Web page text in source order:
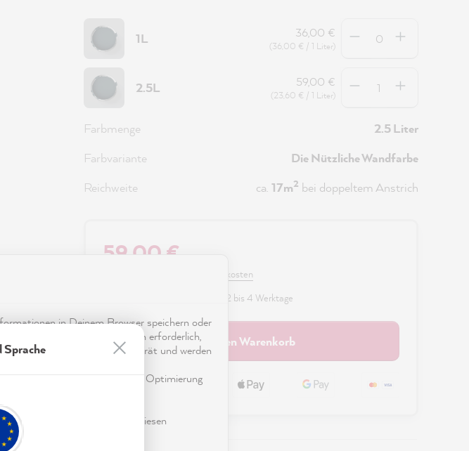
1L 36,00 €
(36,00 € / 1 Liter)
2.5L 59,00 €
(23,60 € / 1 Liter)
Farbmenge
2.5 Liter
Farbvariante
Die Nützliche Wandfarbe
Reichweite
ca. 17m2 bei doppeltem Anstrich
59,00 €
Preise inkl. MwSt. zzgl. Versandkosten
Sofort verfügbar, Lieferzeit: 2 bis 4 Werktage
In den Warenkorb
in Deinem Browser speichern oder
sind nicht nur technisch erforderlich,
Einstellungen oder Dein Gerät und werden
und um mittels den in der
der Webseite für deren Optimierung
Du (jederzeit widerruflich) diesen
Sprache